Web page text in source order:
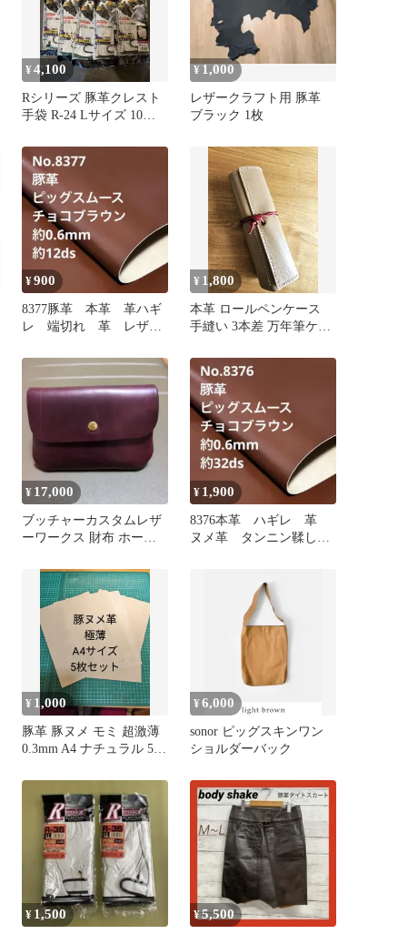
¥4,100
Rシリーズ 豚革クレスト
手袋 R-24 Lサイズ 10双
¥ 1,000
レザークラフト用 豚革
ブラック 1枚
¥900
8377豚革 本革 革ハギ
レ 端切れ 革 レザー
¥ 1,800
本革 ロールペンケース
手縫い 3本差 万年筆ケー
ジュ
¥ 17,000
ブッチャーカスタムレザ
ーワークス 財布 ホーウ
¥ 1,900
8376本革 ハギレ 革
ヌメ革 タンニン鞣し
¥ 1,000
豚革 豚ヌメ モミ 超激薄
0.3mm A4 ナチュラル 5枚
¥6,000
sonor ピッグスキンワン
ショルダーバック
¥ 1,500 ¥5,500